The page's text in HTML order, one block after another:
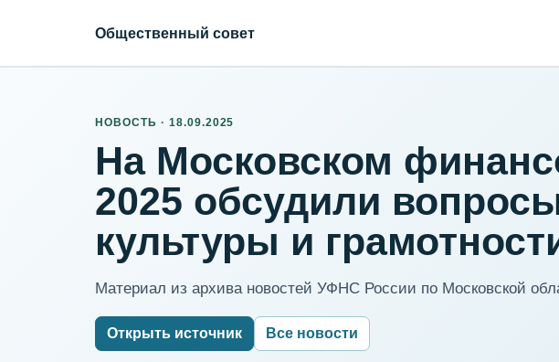
Общественный совет
НОВОСТЬ · 18.09.2025
На Московском
2025 обсудили
культуры и
Материал из архива новостей УФНС России по Московской
Открыть источник Все новости